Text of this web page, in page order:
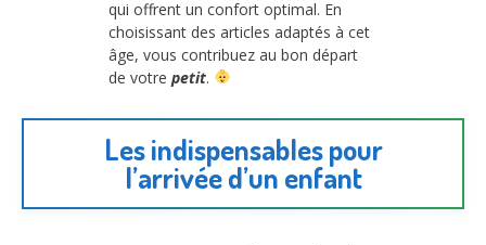
qui offrent un confort optimal. En
choisissant des articles adaptés à cet
âge, vous contribuez au bon départ
de votre petit.
Les indispensables pour
l’arrivée d’un enfant